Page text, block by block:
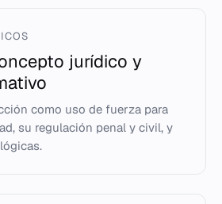
jurídico y
como uso de fuerza para
su regulación penal y civil, y